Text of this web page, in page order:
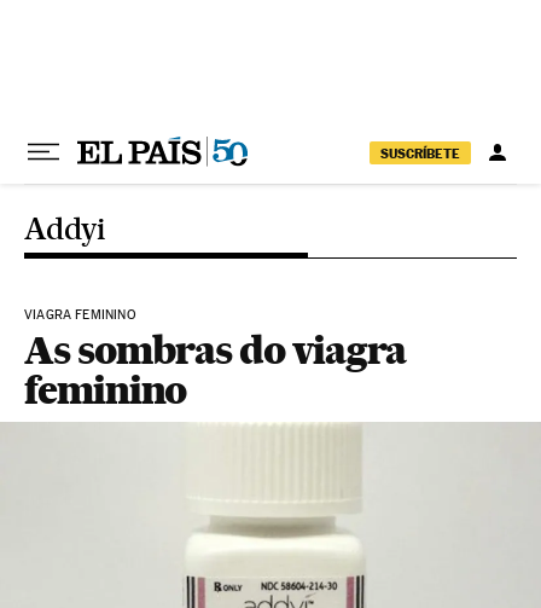
SUSCRÍBETE
Addyi
VIAGRA FEMININO
As sombras do viagra
feminino